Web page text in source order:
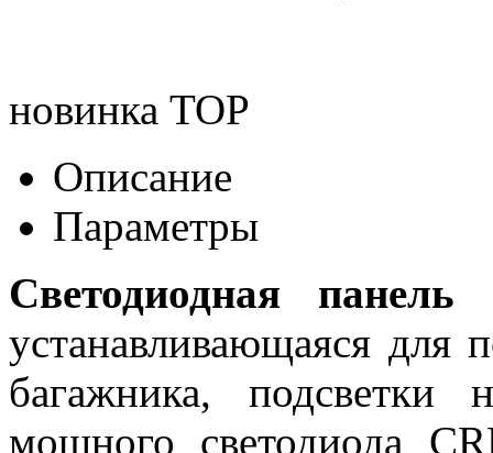
новинка TOP
Описание
Параметры
Светодиодная
устанавливающаяся для
багажника,
мощного светодиода